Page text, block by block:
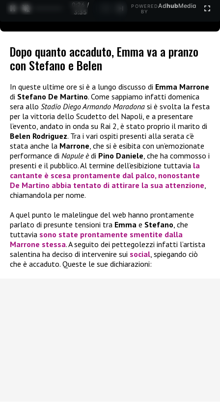
0:27 /
3:35
POWERED
BY
AdhubMedia
Dopo quanto accaduto, Emma va a pranzo
con Stefano e Belen
In queste ultime ore si è a lungo discusso di Emma Marrone
di Stefano De Martino. Come sappiamo infatti domenica
sera allo Stadio Diego Armando Maradona si è svolta la festa
per la vittoria dello Scudetto del Napoli, e a presentare
l’evento, andato in onda su Rai 2, è stato proprio il marito di
Belen Rodriguez. Tra i vari ospiti presenti alla serata c’è
stata anche la Marrone, che si è esibita con un’emozionate
performance di Napule èdi Pino Daniele, che ha commosso i
presenti e il pubblico. Al termine dell’esibizione tuttavia la
cantante è scesa prontamente dal palco, nonostante
De Martino abbia tentato di attirare la sua attenzione,
chiamandola per nome.
A quel punto le malelingue del web hanno prontamente
parlato di presunte tensioni tra Emma e Stefano, che
tuttavia sono state prontamente smentite dalla
Marrone stessa. A seguito dei pettegolezzi infatti l’artista
salentina ha deciso di intervenire sui social, spiegando ciò
che è accaduto. Queste le sue dichiarazioni: